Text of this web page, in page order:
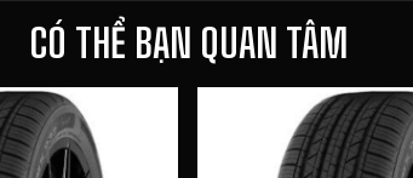
CÓ THỂ BẠN QUAN TÂM